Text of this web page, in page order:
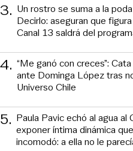
3. Un rostro se suma a la
Decirlo: aseguran que
Canal 13 saldrá del
4. “Me ganó con creces”:
ante Dominga López tras
Universo Chile
5. Paula Pavic echó al agua al
exponer íntima dinámica
incomodó: a ella no le